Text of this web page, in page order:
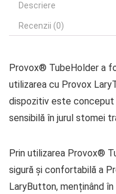
Descriere
Recenzii (0)
Provox® TubeHolder a
utilizarea cu Provox
dispozitiv este
sensibilă în jurul stomei
Prin utilizarea Provox®
sigură și confortabilă a
LaryButton, menținând